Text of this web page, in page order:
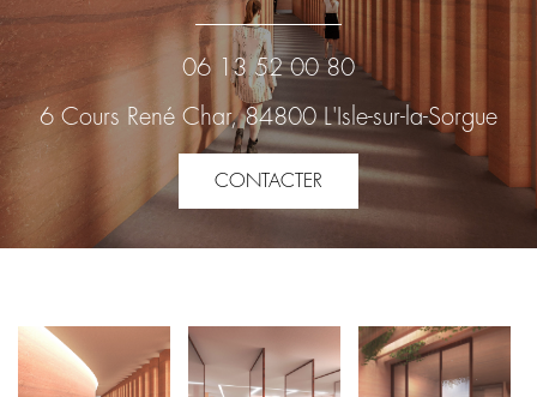
06 13 52 00 80
6 Cours René Char, 84800 L'Isle-sur-la-Sorgue
CONTACTER